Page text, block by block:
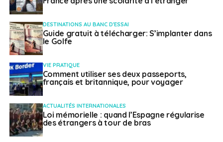
organisation taillée sur mesure : là où il s’entraîne, il
peut travailler. Nanjing, Shenzhen, Paris, la gestion se
fait en grande partie à distance.
DESTINATIONS AU BANC D'ESSAI
Guide gratuit à télécharger: S’implanter dans
le Golfe
VIE PRATIQUE
Comment utiliser ses deux passeports,
français et britannique, pour voyager
ACTUALITÉS INTERNATIONALES
Loi mémorielle : quand l’Espagne régularise
des étrangers à tour de bras